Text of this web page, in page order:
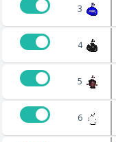
3
4
5
6